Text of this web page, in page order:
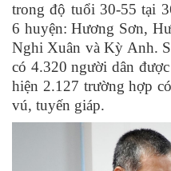
trong độ tuổi 30-55 tại
6 huyện: Hương Sơn,
Nghi Xuân và Kỳ Anh.
có 4.320 người dân
hiện 2.127 trường hợp
vú, tuyến giáp.